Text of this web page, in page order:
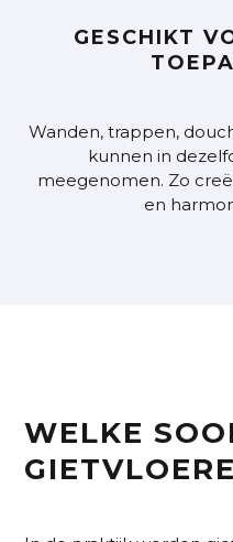
GESCHIKT
Wanden, trappen,
kunnen in
meegenomen. Zo
en
WELKE